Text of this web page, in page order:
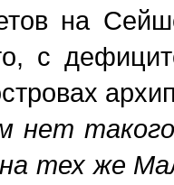
на
с
нет
тех же